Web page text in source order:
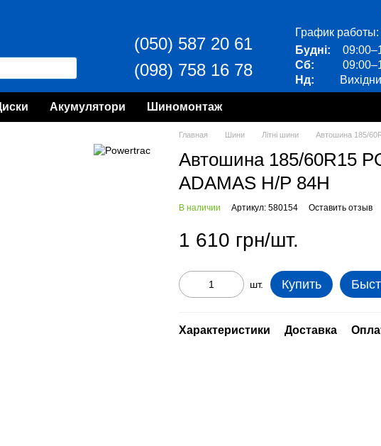
(050) 587 20 61
(098) 758 16 78
График работы:
Будні:
Сб:
Нд:
Акумулятори Шиномонтаж
Главная Шини Літні шини Автошина 185/
Автошина 185/60R15
ADAMAS H/P 84H
В наличии Артикул: 580154 Оставить отзыв
1 610 грн/шт.
шт. Купить
Характеристики Доставка